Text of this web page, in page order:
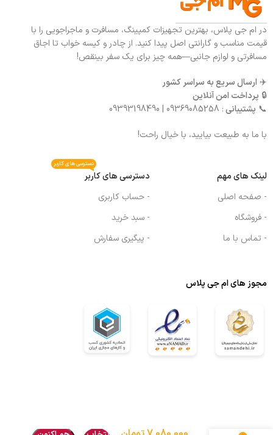
در ام جی پلاس، بهترین تجهیزات کمپینگ، مسافرت و ماجراجویی را با
قیمت مناسب و گارانتی اصل پیدا کنید. از چادر و کیسه خواب تا اجاق
مسافرتی و لوازم جانبی—همه چیز برای یک سفر بینقص!
✈️ ارسال سریع به سراسر کشور
🔒 پرداخت امن آنلاین
📞 پشتیبانی: 09369085258 | 09393198490
با ما به طبیعت بیایید، با خیال راحت!
لینک های مهم
- صفحه اصلی
- فروشگاه
- تماس با ما
دسترسی های کاربر
دسترسی های کاربر
- حساب کاربری
- سبد خرید
- پیگیری سفارش
مجوز های ام جی پلاس